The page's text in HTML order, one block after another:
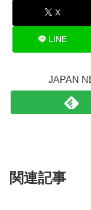
X
LINE
JAPAN
関連記事